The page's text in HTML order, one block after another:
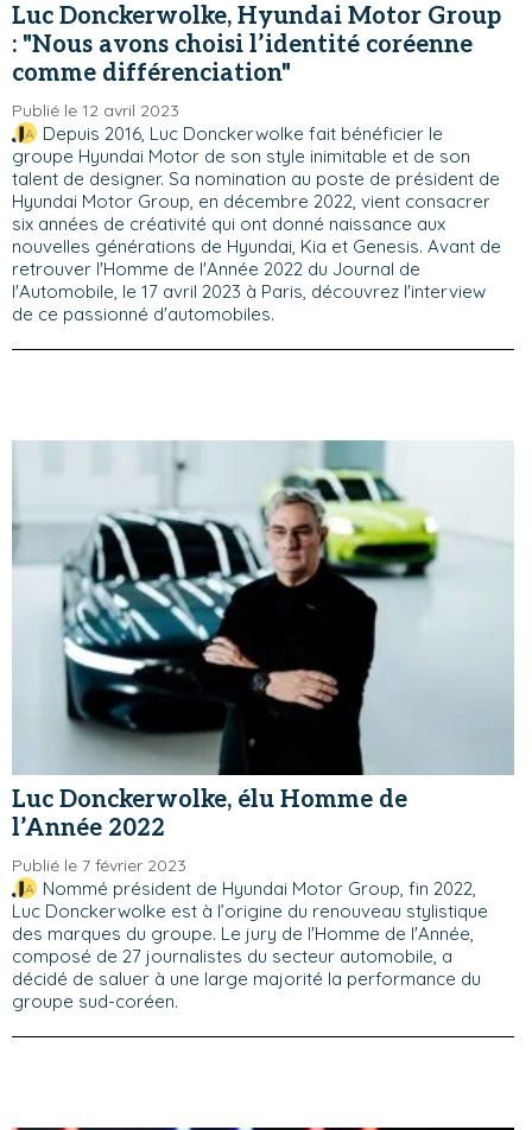
Luc Donckerwolke, Hyundai Motor Group
: "Nous avons choisi l’identité coréenne
comme différenciation"
Publié le 12 avril 2023
Depuis 2016, Luc Donckerwolke fait bénéficier le
groupe Hyundai Motor de son style inimitable et de son
talent de designer. Sa nomination au poste de président de
Hyundai Motor Group, en décembre 2022, vient consacrer
six années de créativité qui ont donné naissance aux
nouvelles générations de Hyundai, Kia et Genesis. Avant de
retrouver l'Homme de l'Année 2022 du Journal de
l'Automobile, le 17 avril 2023 à Paris, découvrez l'interview
de ce passionné d'automobiles.
Luc Donckerwolke, élu Homme de
l’Année 2022
Publié le 7 février 2023
Nommé président de Hyundai Motor Group, fin 2022,
Luc Donckerwolke est à l’origine du renouveau stylistique
des marques du groupe. Le jury de l'Homme de l'Année,
composé de 27 journalistes du secteur automobile, a
décidé de saluer à une large majorité la performance du
groupe sud-coréen.